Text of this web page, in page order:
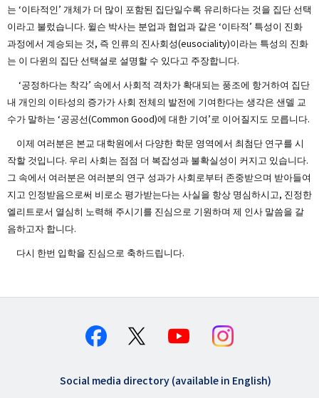
는 ‘이타적인’ 개체가 더 많이 포함된 집단일수록 유리하다는 것을 집단 선택
이라고 불렀습니다. 윌슨 박사는 분업과 협업과 같은 ‘이타적’ 특성이 진화
과정에서 계승되는 것, 즉 인류의 진사회성(eusociality)이라는 특성의 진화
는 이 다윈의 집단 선택설로 설명할 수 있다고 주장합니다.
‘공정하다는 착각’ 속에서 사회적 격차가 확대되는 풍조에 항거하여 집단
내 개인의 이타성의 증가가 사회 전체의 발전에 기여한다는 생각은 샌델 교
수가 말하는 ‘공공선(Common Good)에 대한 기여’로 이어질지도 모릅니다.
이제 여러분은 본교 대학원에서 다양한 학문 영역에서 최첨단 연구를 시
작할 것입니다. 우리 사회는 점점 더 복잡성과 불확실성이 커지고 있습니다.
그 속에서 여러분은 여러분의 연구 성과가 사회로부터 존중받으며 받아들여
지고 인정받음으로써 비로소 평가받는다는 사실을 항상 명심하시고, 진정한
엘리트로서 열심히 노력해 주시기를 진심으로 기원하며 제 인사 말씀을 갈
음하고자 합니다.
다시 한번 입학을 진심으로 축하드립니다.
Social media directory (available in English)